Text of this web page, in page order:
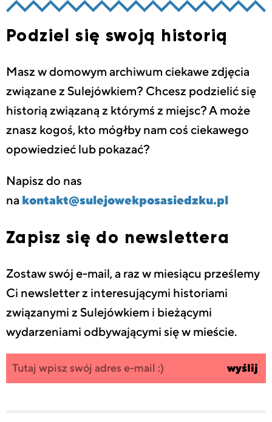
Podziel się swoją historią
Masz w domowym archiwum ciekawe zdjęcia
związane z Sulejówkiem? Chcesz podzielić się
historią związaną z którymś z miejsc? A może
znasz kogoś, kto mógłby nam coś ciekawego
opowiedzieć lub pokazać?
Napisz do nas
na kontakt@sulejowekposasiedzku.pl
Zapisz się do newslettera
Zostaw swój e-mail, a raz w miesiącu prześlemy
Ci newsletter z interesującymi historiami
związanymi z Sulejówkiem i bieżącymi
wydarzeniami odbywającymi się w mieście.
Zapisz się
do
wpisz
swój
wyślij